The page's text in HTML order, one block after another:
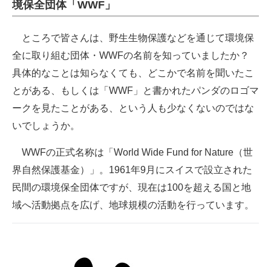
境保全団体「WWF」
ところで皆さんは、野生生物保護などを通じて環境保
全に取り組む団体・WWFの名前を知っていましたか？
具体的なことは知らなくても、どこかで名前を聞いたこ
とがある、もしくは「WWF」と書かれたパンダのロゴマ
ークを見たことがある、という人も少なくないのではな
いでしょうか。
WWFの正式名称は「World Wide Fund for Nature（世
界自然保護基金）」。1961年9月にスイスで設立された
民間の環境保全団体ですが、現在は100を超える国と地
域へ活動拠点を広げ、地球規模の活動を行っています。